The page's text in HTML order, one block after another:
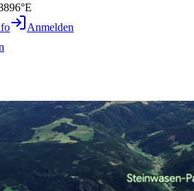
°E
Anmelden